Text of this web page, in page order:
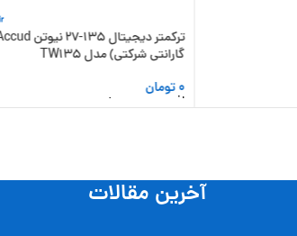
گارانتی شرکتی) مدل TW135
0تومان
افزودن به سبد خرید
آخرین مقالات